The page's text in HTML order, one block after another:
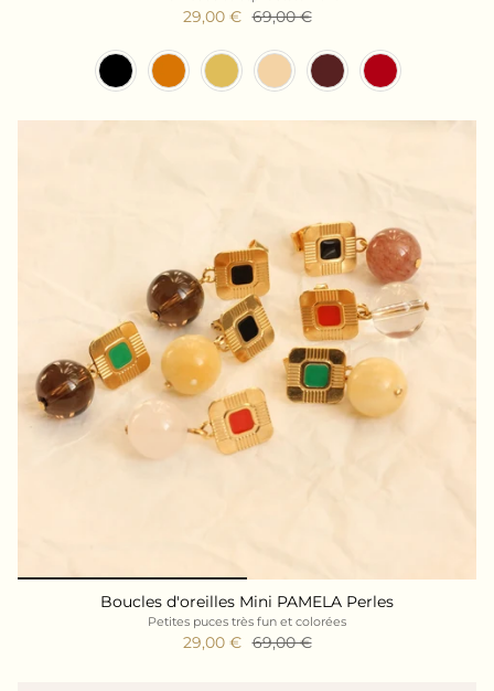
29,00 € 69,00 €
Boucles d'oreilles Mini PAMELA Perles
Petites puces très fun et colorées
29,00 € 69,00 €